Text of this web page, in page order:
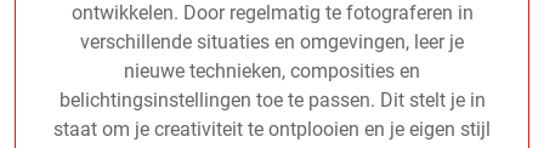
ontwikkelen. Door regelmatig te fotograferen in
verschillende situaties en omgevingen, leer je
nieuwe technieken, composities en
belichtingsinstellingen toe te passen. Dit stelt je in
staat om je creativiteit te ontplooien en je eigen stijl